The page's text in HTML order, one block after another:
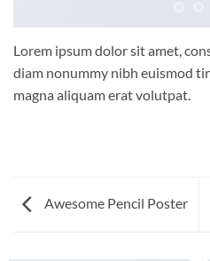
Lorem ipsum dolor sit amet,
diam nonummy nibh euismod
magna aliquam erat volutpat.
Awesome Pencil Poster